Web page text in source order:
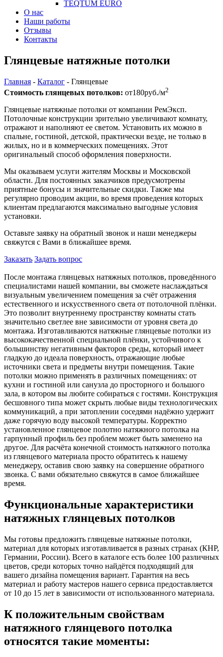
TEQTUM EURO
О нас
Наши работы
Отзывы
Контакты
Глянцевые натяжные потолки
Главная - Каталог - Глянцевые
Стоимость глянцевых потолков: от180руб./м2
Глянцевые натяжные потолки от компании РемЭксп.
Потолочные конструкции зрительно увеличивают комнату,
отражают и наполняют ее светом. Установить их можно в
спальне, гостиной, детской, практически везде, не только в
жилых, но и в коммерческих помещениях. Этот
оригинальный способ оформления поверхности.
Мы оказываем услуги жителям Москвы и Московской
области. Для постоянных заказчиков предусмотрены
приятные бонусы и значительные скидки. Также мы
регулярно проводим акции, во время проведения которых
клиентам предлагаются максимально выгодные условия
установки.
Оставьте заявку на обратный звонок и наши менеджеры
свяжутся с Вами в ближайшее время.
Заказать Задать вопрос
После монтажа глянцевых натяжных потолков, проведённого
специалистами нашей компании, вы сможете наслаждаться
визуальным увеличением помещения за счёт отражения
естественного и искусственного света от потолочной плёнки.
Это позволит внутреннему пространству комнаты стать
значительно светлее вне зависимости от уровня света до
монтажа. Изготавливаются натяжные глянцевые потолки из
высококачественной специальной плёнки, устойчивого к
большинству негативным факторов среды, который имеет
гладкую до идеала поверхность, отражающие любые
источники света и предметы внутри помещения. Такие
потолки можно применять в различных помещениях: от
кухни и гостиной или санузла до просторного и большого
зала, в котором вы любите собираться с гостями. Конструкция
бесшовного типа может скрыть любые виды технологических
коммуникаций, а при затоплении соседями надёжно удержит
даже горячую воду высокой температуры. Корректно
установленное глянцевое полотно натяжного потолка на
гарпунный профиль без проблем может быть заменено на
другое. Для расчёта конечной стоимость натяжного потолка
из глянцевого материала просто обратитесь к нашему
менеджеру, оставив свою заявку на совершение обратного
звонка. С вами обязательно свяжутся в самое ближайшее
время.
Функциональные характеристики
натяжных глянцевых потолков
Мы готовы предложить глянцевые натяжные потолки,
материал для которых изготавливается в разных странах (КНР,
Германии, России). Всего в каталоге есть более 100 различных
цветов, среди которых точно найдётся подходящий для
вашего дизайна помещения вариант. Гарантия на весь
материал и работу мастеров нашего сервиса предоставляется
от 10 до 15 лет в зависимости от использованного материала.
К положительным свойствам
натяжного глянцевого потолка
относятся такие моменты: